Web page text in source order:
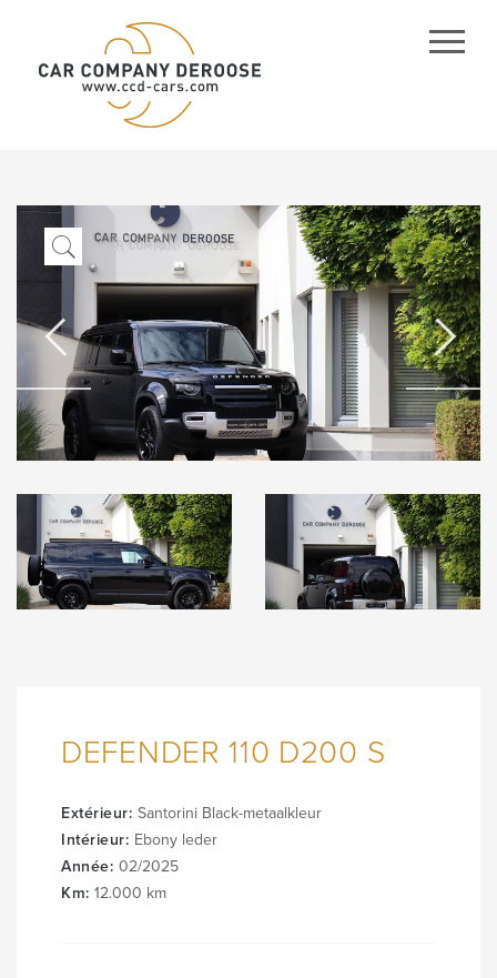
DEFENDER 110 D200 S
Extérieur:Santorini Black-metaalkleur
Intérieur: Ebony leder
Année: 02/2025
Km:12.000 km